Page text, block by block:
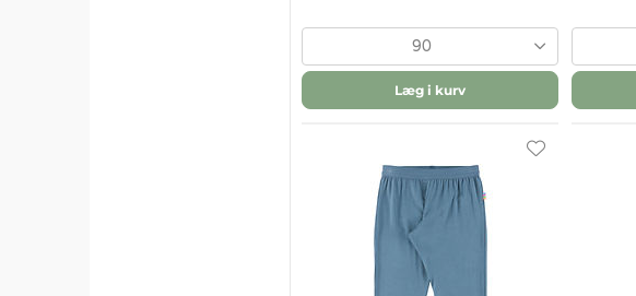
90
Læg i kurv